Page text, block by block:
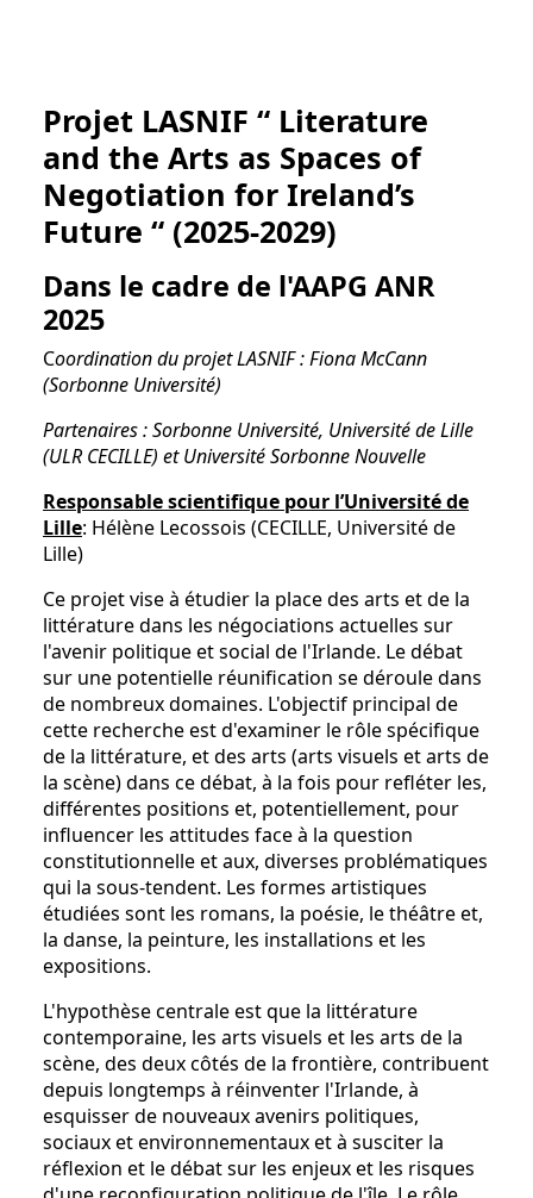
Projet LASNIF “ Literature
and the Arts as Spaces of
Negotiation for Ireland’s
Future “ (2025-2029)
Dans le cadre de l'AAPG ANR
2025
Coordination du projet LASNIF : Fiona McCann
(Sorbonne Université)
Partenaires : Sorbonne Université, Université de Lille
(ULR CECILLE) et Université Sorbonne Nouvelle
Responsable scientifique pour l’Université de
Lille: Hélène Lecossois (CECILLE, Université de
Lille)
Ce projet vise à étudier la place des arts et de la
littérature dans les négociations actuelles sur
l'avenir politique et social de l'Irlande. Le débat
sur une potentielle réunification se déroule dans
de nombreux domaines. L'objectif principal de
cette recherche est d'examiner le rôle spécifique
de la littérature, et des arts (arts visuels et arts de
la scène) dans ce débat, à la fois pour refléter les,
différentes positions et, potentiellement, pour
influencer les attitudes face à la question
constitutionnelle et aux, diverses problématiques
qui la sous-tendent. Les formes artistiques
étudiées sont les romans, la poésie, le théâtre et,
la danse, la peinture, les installations et les
expositions.
L'hypothèse centrale est que la littérature
contemporaine, les arts visuels et les arts de la
scène, des deux côtés de la frontière, contribuent
depuis longtemps à réinventer l'Irlande, à
esquisser de nouveaux avenirs politiques,
sociaux et environnementaux et à susciter la
réflexion et le débat sur les enjeux et les risques